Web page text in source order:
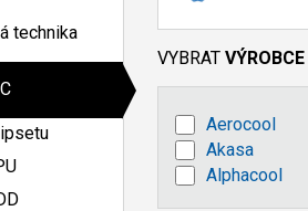
technika
VYBRAT VÝROBCE
Aerocool
Akasa
Alphacool